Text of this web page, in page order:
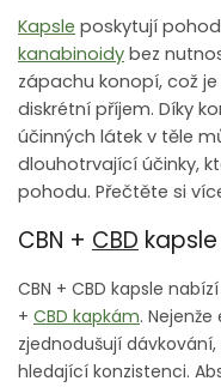
Kapsle poskytují
kanabinoidy bez
zápachu konopí, což
diskrétní příjem. Díky
účinných látek v těle
dlouhotrvající účinky,
pohodu. Přečtěte si
CBN + CBD kapsle
CBN + CBD kapsle
+ CBD kapkám.
zjednodušují
hledající konzistenci.